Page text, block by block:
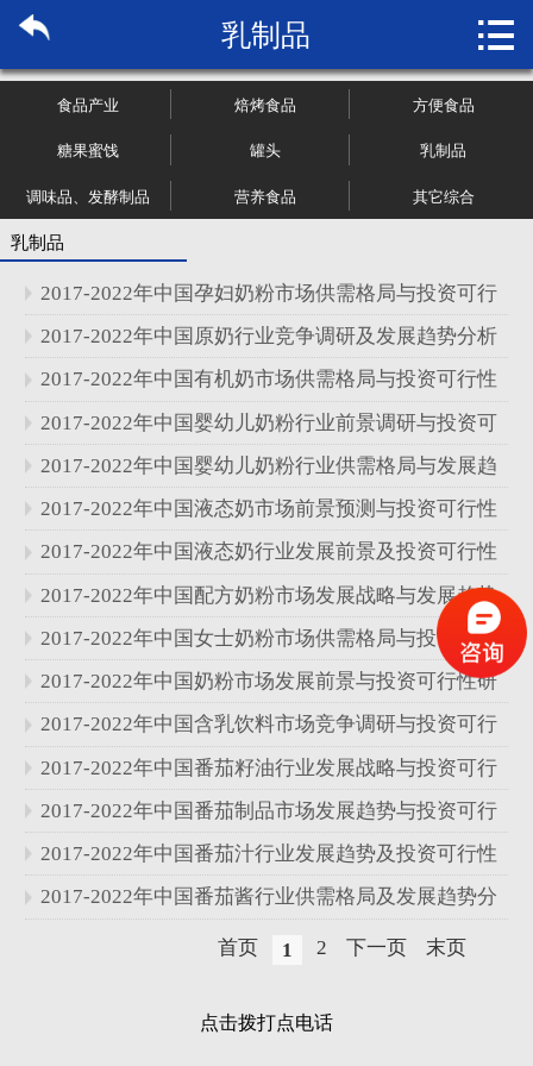
关于博纳
管理咨询
大数据
新闻资讯
加入我们
乳制品 
食品产业 焙烤食品 方便食品
糖果蜜饯 罐头 乳制品
调味品、发酵制品 营养食品 其它综合
乳制品
2017-2022年中国孕妇奶粉市场供需格局与投资可行
性研究报告
2017-2022年中国原奶行业竞争调研及发展趋势分析
报告
2017-2022年中国有机奶市场供需格局与投资可行性
研究报告
2017-2022年中国婴幼儿奶粉行业前景调研与投资可
行性研究报告
2017-2022年中国婴幼儿奶粉行业供需格局与发展趋
势分析报告
2017-2022年中国液态奶市场前景预测与投资可行性
研究报告
2017-2022年中国液态奶行业发展前景及投资可行性
研究报告
2017-2022年中国配方奶粉市场发展战略与发展趋势
分析报告
2017-2022年中国女士奶粉市场供需格局与投资可行
性研究报告
2017-2022年中国奶粉市场发展前景与投资可行性研
究报告
2017-2022年中国含乳饮料市场竞争调研与投资可行
性研究报告
2017-2022年中国番茄籽油行业发展战略与投资可行
性研究报告
2017-2022年中国番茄制品市场发展趋势与投资可行
性研究报告
2017-2022年中国番茄汁行业发展趋势及投资可行性
研究报告
2017-2022年中国番茄酱行业供需格局及发展趋势分
首页 1 2 下一页 末页
点击拨打点电话